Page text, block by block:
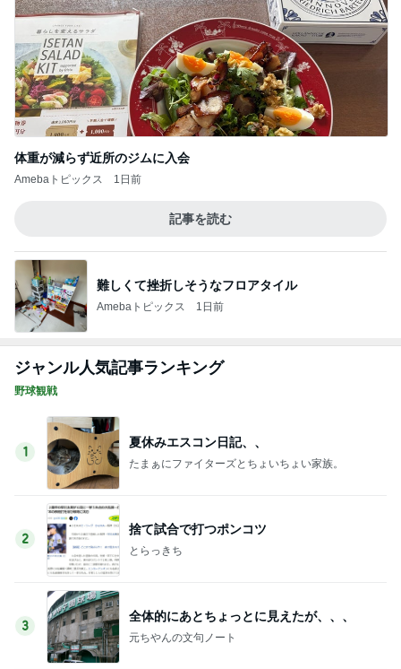
体重が減らず近所のジムに入会
Amebaトピックス 1日前
記事を読む
難しくて挫折しそうなフロアタイル
Amebaトピックス 1日前
ジャンル人気記事ランキング
野球観戦
1
夏休みエスコン日記、、
たまぁにファイターズとちょいちょい家族。
2
捨て試合で打つポンコツ
とらっきち
3
全体的にあとちょっとに見えたが、、、
元ちやんの文句ノート